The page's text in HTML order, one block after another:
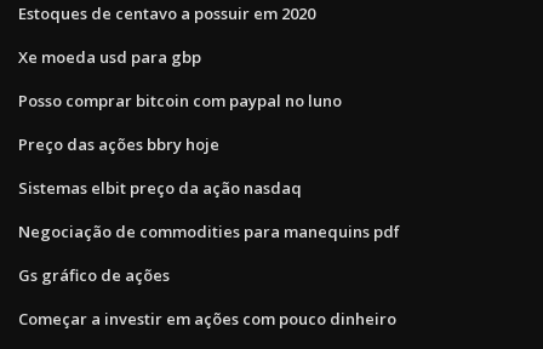
Estoques de centavo a possuir em 2020
Xe moeda usd para gbp
Posso comprar bitcoin com paypal no luno
Preço das ações bbry hoje
Sistemas elbit preço da ação nasdaq
Negociação de commodities para manequins pdf
Gs gráfico de ações
Começar a investir em ações com pouco dinheiro